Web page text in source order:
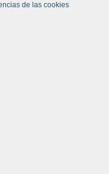
de las cookies